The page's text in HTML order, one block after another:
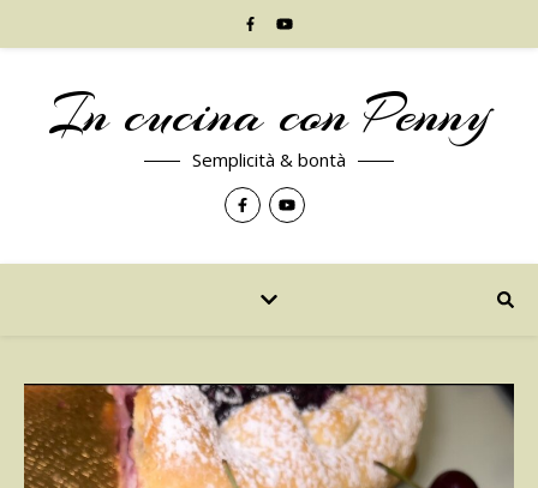
In cucina con Penny
Semplicità & bontà